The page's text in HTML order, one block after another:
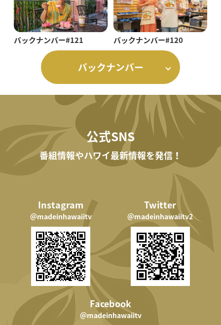
バックナンバー#121 バックナンバー#120
バックナンバー
公式SNS
番組情報やハワイ最新情報を発信！
Instagram
＠madeinhawaiitv
Twitter
＠madeinhawaiitv2
Facebook
＠madeinhawaiitv